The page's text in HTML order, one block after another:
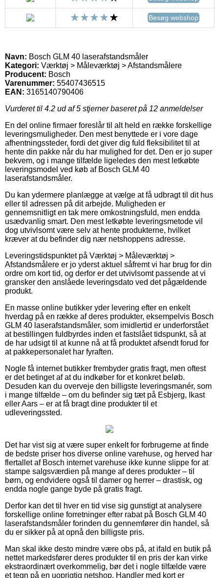
Besøg webshop
Navn: Bosch GLM 40 laserafstandsmåler
Kategori: Værktøj > Måleværktøj > Afstandsmålere
Producent: Bosch
Varenummer: 55407436515
EAN: 3165140790406
Vurderet til 4.2 ud af 5 stjerner baseret på 12 anmeldelser
En del online firmaer foreslår til alt held en række forskellige
leveringsmuligheder. Den mest benyttede er i vore dage
afhentningssteder, fordi det giver dig fuld fleksibilitet til at
hente din pakke når du har mulighed for det. Den er jo super
bekvem, og i mange tilfælde ligeledes den mest letkøbte
leveringsmodel ved køb af Bosch GLM 40
laserafstandsmåler.
Du kan ydermere planlægge at vælge at få udbragt til dit hus
eller til adressen på dit arbejde. Muligheden er
gennemsnitligt en tak mere omkostningsfuld, men endda
usædvanlig smart. Den mest letkøbte leveringsmetode vil
dog utvivlsomt være selv at hente produkterne, hvilket
kræver at du befinder dig nær netshoppens adresse.
Leveringstidspunktet på Værktøj > Måleværktøj >
Afstandsmålere er jo yderst aktuel såfremt vi har brug for din
ordre om kort tid, og derfor er det utvivlsomt passende at vi
gransker den anslåede leveringsdato ved det pågældende
produkt.
En masse online butikker yder levering efter en enkelt
hverdag på en række af deres produkter, eksempelvis Bosch
GLM 40 laserafstandsmåler, som imidlertid er underforstået
at bestillingen fuldbyrdes inden et fastslået tidspunkt, så at
de har udsigt til at kunne nå at få produktet afsendt forud for
at pakkepersonalet har fyraften.
Nogle få internet butikker frembyder gratis fragt, men oftest
er det betinget af at du indkøber for et konkret beløb.
Desuden kan du overveje den billigste leveringsmanér, som
i mange tilfælde – om du befinder sig tæt på Esbjerg, Ikast
eller Aars – er at få bragt dine produkter til et
udleveringssted.
Det har vist sig at være super enkelt for forbrugerne at finde
de bedste priser hos diverse online varehuse, og herved har
flertallet af Bosch internet varehuse ikke kunne slippe for at
stampe salgsværdien på mange af deres produkter – til
børn, og endvidere også til damer og herrer – drastisk, og
endda nogle gange byde på gratis fragt.
Derfor kan det til hver en tid vise sig gunstigt at analysere
forskellige online forretninger efter rabat på Bosch GLM 40
laserafstandsmåler forinden du gennemfører din handel, så
du er sikker på at opnå den billigste pris.
Man skal ikke desto mindre være obs på, at ifald en butik på
nettet markedsfører deres produkter til en pris der kan virke
ekstraordinært overkommelig, bør det i nogle tilfælde være
et tegn på en uoprigtig netshop. Handler med kort er